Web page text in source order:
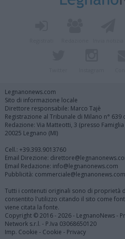
Legnanonews.com
Sito di informazione locale
Direttore responsabile: Marco Tajè
Registrazione al Tribunale di Milano n° 639
Redazione: Via Matteotti, 3 (presso
20025 Legnano (MI)
Cell.: +39.393.9013760
Email Direzione:
Email Redazione: info@legnanonews.com
Pubblicità: commerciale@legnanonews.com
Tutti i contenuti originali sono di proprietà
consentito l'utilizzo citando il sito come
viene citata la fonte.
Copyright © 2016 - 2026 - LegnanoNews -
Network s.r.l. - P.Iva 03068650120
Imp. Cookie - Cookie - Privacy